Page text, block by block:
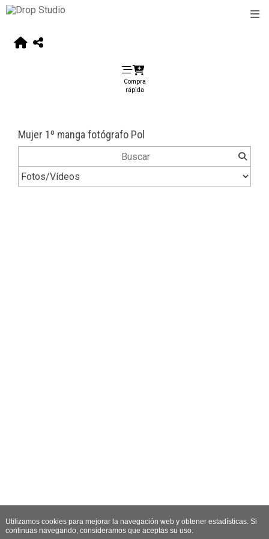
Compra
rápida
Mujer 1º manga fotógrafo Pol
Utilizamos cookies para mejorar la navegación web y obtener estadísticas. Si
continuas navegando, consideramos que aceptas su uso.